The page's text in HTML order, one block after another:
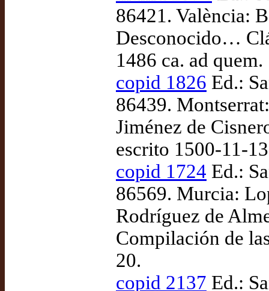
86421. València:
Desconocido…
1486 ca. ad quem.
copid 1826 Ed.:
86439.
Jiménez de
escrito 1500-11-
copid 1724 Ed.:
86569. Murcia:
Rodríguez de
Compilación de
20.
copid 2137 Ed.: